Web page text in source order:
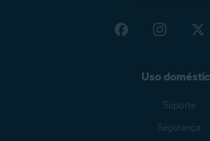
Uso
Suporte
Segurança